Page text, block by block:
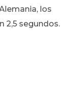
los
2,5 segundos.